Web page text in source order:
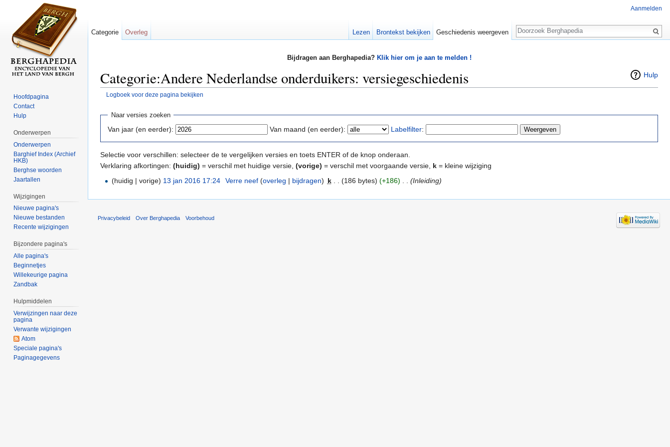
Bijdragen aan Berghapedia? Klik hier om je aan te melden !
Hulp
Categorie:Andere Nederlandse onderduikers: versiegeschiedenis
Logboek voor deze pagina bekijken
Naar versies zoeken
Van jaar (en eerder): Van maand (en eerder): Labelfilter:
Selectie voor verschillen: selecteer de te vergelijken versies en toets ENTER of de knop onderaan.
Verklaring afkortingen: (huidig) = verschil met huidige versie, (vorige) = verschil met voorgaande versie, k = kleine wijziging
(huidig | vorige) 13 jan 2016 17:24 Verre neef (overleg | bijdragen) k (186 bytes) (+186) (Inleiding)
Aanmelden
Categorie Overleg Lezen Brontekst bekijken Geschiedenis weergeven
Zoeken
Hoofdpagina
Contact
Hulp
Onderwerpen
Onderwerpen
Barghief Index (Archief
HKB)
Berghse woorden
Jaartallen
Wijzigingen
Nieuwe pagina's
Nieuwe bestanden
Recente wijzigingen
Bijzondere pagina's
Alle pagina's
Beginnetjes
Willekeurige pagina
Zandbak
Hulpmiddelen
Verwijzingen naar deze
pagina
Verwante wijzigingen
Atom
Speciale pagina's
Paginagegevens
Privacybeleid Over Berghapedia Voorbehoud